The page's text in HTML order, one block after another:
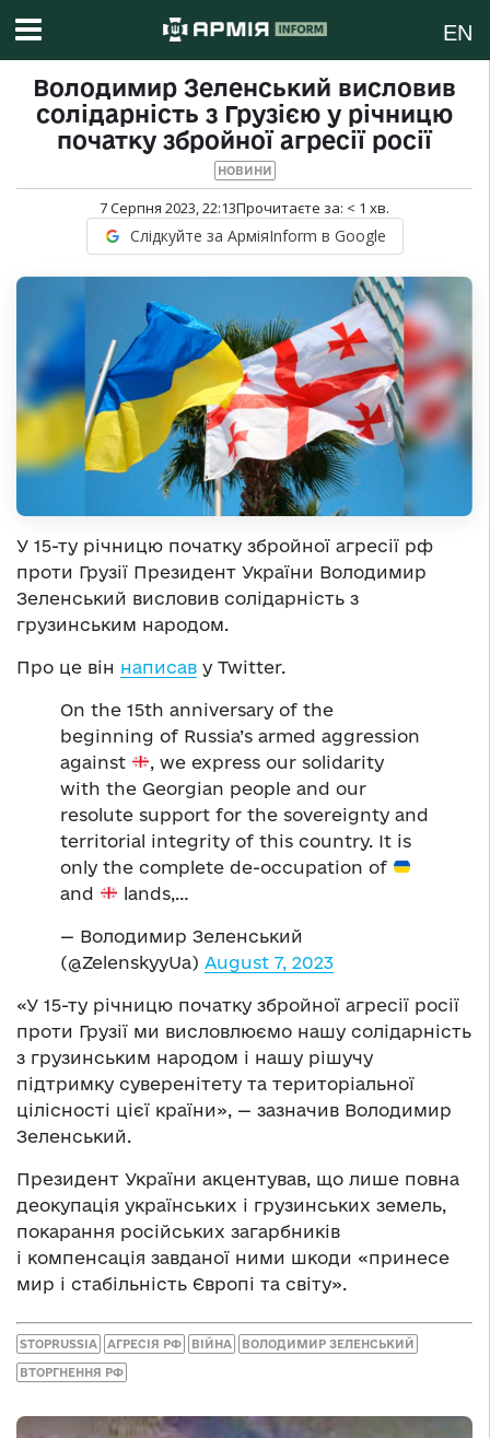
EN
Володимир Зеленський висловив
солідарність з Грузією у річницю
початку збройної агресії росії
НОВИНИ
7 Серпня 2023, 22:13Прочитаєте за: < 1 хв.
Слідкуйте за АрміяInform в Google
У 15-ту річницю початку збройної агресії рф
проти Грузії Президент України Володимир
Зеленський висловив солідарність з
грузинським народом.
Про це він написав у Twitter.
On the 15th anniversary of the
beginning of Russia’s armed aggression
against
, we express our solidarity
with the Georgian people and our
resolute support for the sovereignty and
territorial integrity of this country. It is
only the complete de-occupation of
and
lands,…
— Володимир Зеленський
(@ZelenskyyUa) August 7, 2023
«У 15-ту річницю початку збройної агресії росії
проти Грузії ми висловлюємо нашу солідарність
з грузинським народом і нашу рішучу
підтримку суверенітету та територіальної
цілісності цієї країни», — зазначив Володимир
Зеленський.
Президент України акцентував, що лише повна
деокупація українських і грузинських земель,
покарання російських загарбників
і компенсація завданої ними шкоди «принесе
мир і стабільність Європі та світу».
STOPRUSSIA АГРЕСІЯ РФ ВІЙНА ВОЛОДИМИР ЗЕЛЕНСЬКИЙ
ВТОРГНЕННЯ РФ